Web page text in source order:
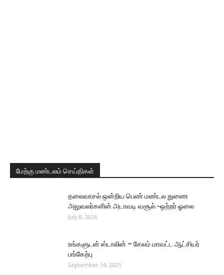
மேற்கு மண்டலம் செய்திகள்
தலைவாசல் ஒன்றிய பெண் மண்டல துணை
அலுவலர்களின் அடாவடி வசூல் -ஒற்றர் ஓலை
July 8, 2026
உங்களுடன் ஸ்டாலின் – சேலம் மாவட்ட ஆட்சியர்
பங்கேற்பு
September 14, 2025